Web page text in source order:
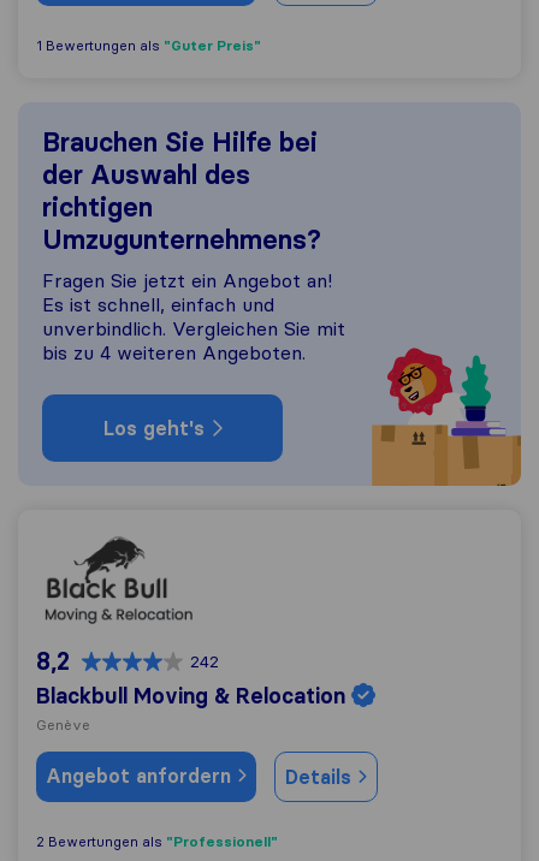
1 Bewertungen als "Guter Preis"
Brauchen Sie Hilfe bei
der Auswahl des
richtigen
Umzugunternehmens?
Fragen Sie jetzt ein Angebot an!
Es ist schnell, einfach und
unverbindlich. Vergleichen Sie mit
bis zu 4 weiteren Angeboten.
Los geht's
Blackbull Moving & Relocation
8,2 242
Blackbull Moving & Relocation
Genève
Angebot anfordern Details
2 Bewertungen als "Professionell"